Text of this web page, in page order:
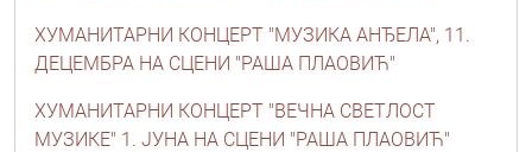
ХУМАНИТАРНИ КОНЦЕРТ "МУЗИКА АНЂЕЛА", 11.
ДЕЦЕМБРА НА СЦЕНИ "РАША ПЛАОВИЋ"
ХУМАНИТАРНИ КОНЦЕРТ "ВЕЧНА СВЕТЛОСТ
МУЗИКЕ" 1. ЈУНА НА СЦЕНИ "РАША ПЛАОВИЋ"